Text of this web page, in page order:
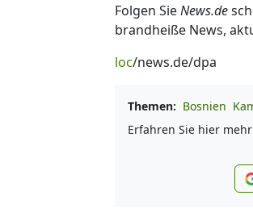
Folgen SieNews.de
brandheiße News,
loc/news.de/dpa
Themen: Bosnien
Erfahren Sie hier